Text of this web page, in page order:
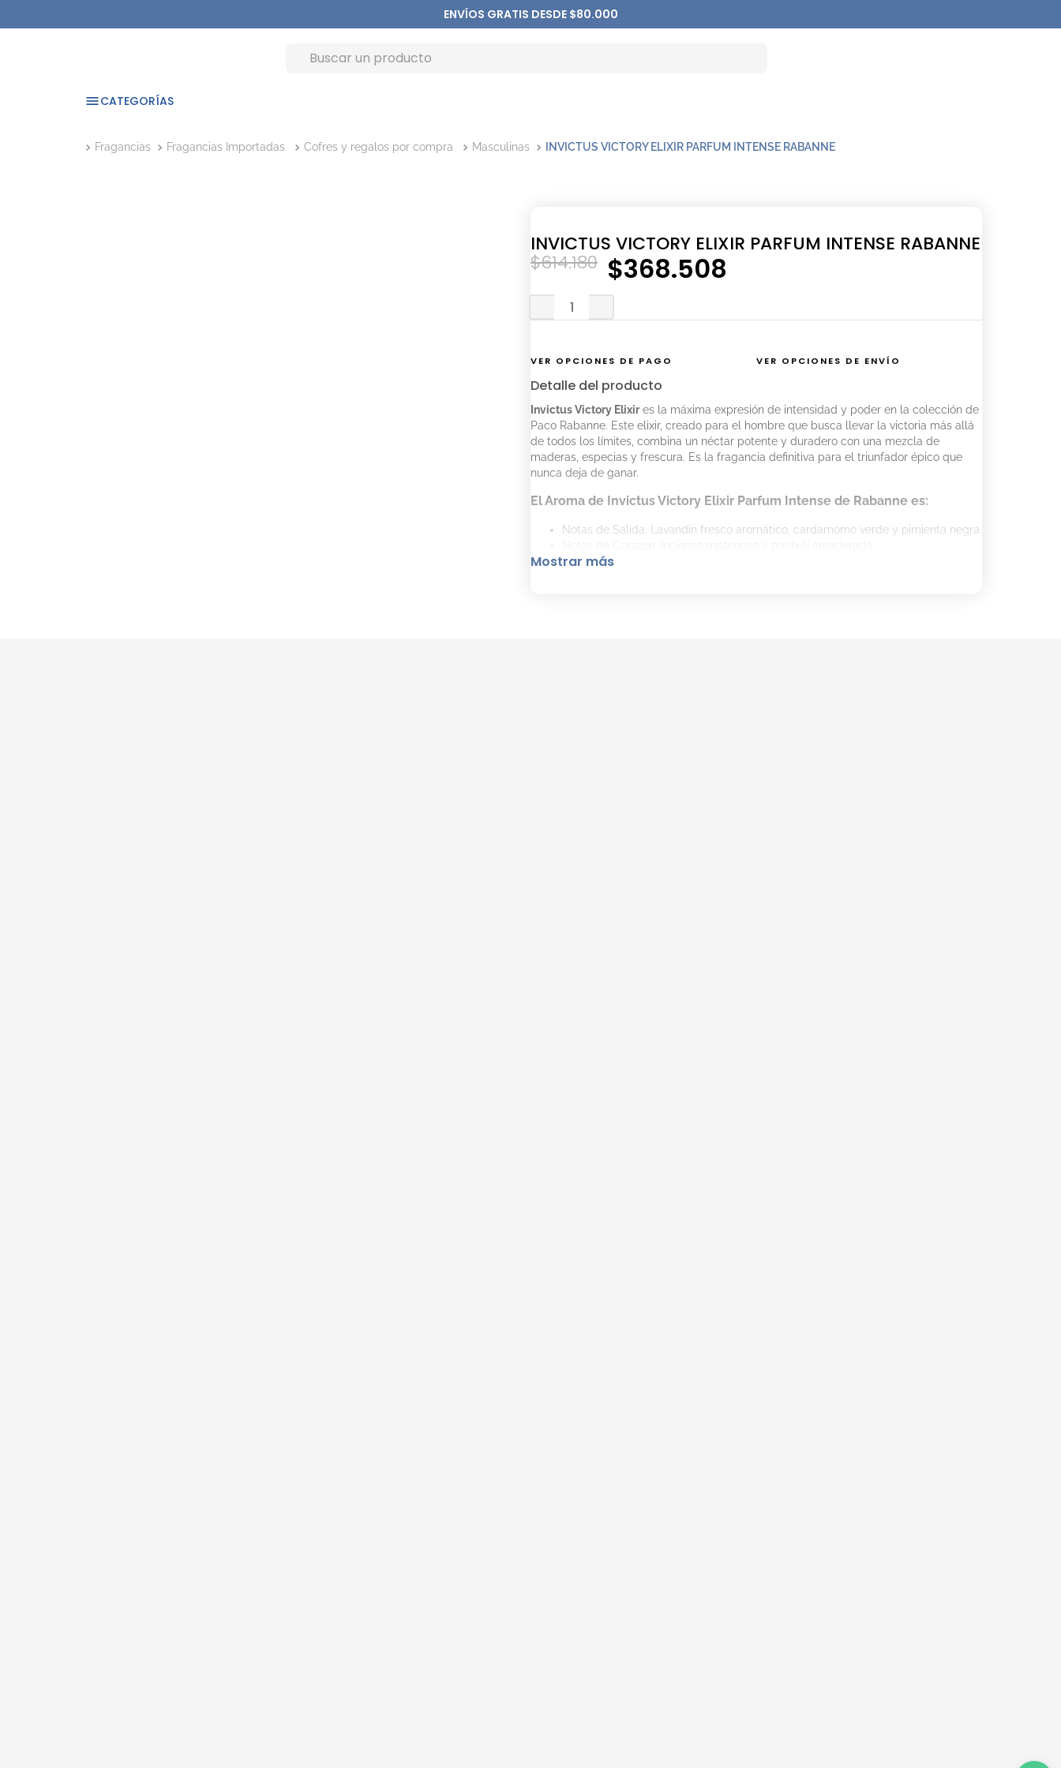
ENVÍOS GRATIS DESDE $80.000
CATEGORÍAS
Fragancias Fragancias Importadas Cofres y regalos por compra Masculinas INVICTUS VICTORY ELIXIR PARFUM INTENSE RABANNE
INVICTUS VICTORY ELIXIR PARFUM INTENSE RABANNE
$614.180 $368.508
VER OPCIONES DE PAGO VER OPCIONES DE ENVÍO
Detalle del producto
Invictus Victory Elixires la máxima expresión de intensidad y poder en la colección de
Paco Rabanne. Este elixir, creado para el hombre que busca llevar la victoria más allá
de todos los límites, combina un néctar potente y duradero con una mezcla de
maderas, especias y frescura. Es la fragancia definitiva para el triunfador épico que
nunca deja de ganar.
El Aroma de Invictus Victory Elixir Parfum Intense de Rabanne es:
Notas de Salida: Lavandín fresco aromático, cardamomo verde y pimienta negra.
Notas de Fondo: Vainilla y haba tonka magnética.
Mostrar más